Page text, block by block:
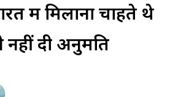
में मिलाना चाहते थे
दी अनुमति